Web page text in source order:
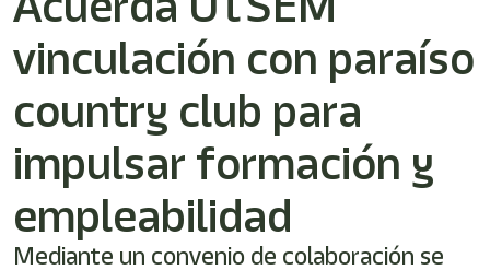
vinculación con paraíso
country club para
impulsar formación y
empleabilidad
Mediante un convenio de colaboración se